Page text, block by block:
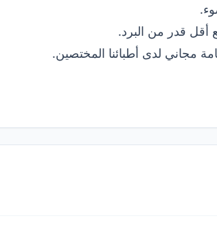
أقل قدر من البرد.
مجاني لدى أطبائنا المختصين.